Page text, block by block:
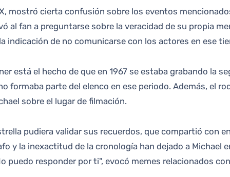
mostró cierta confusión sobre los eventos
al fan a preguntarse sobre la veracidad de su propia
indicación de no comunicarse con los actores en ese
está el hecho de que en 1967 se estaba grabando la
formaba parte del elenco en ese periodo. Además, el
sobre el lugar de filmación.
pudiera validar sus recuerdos, que compartió con
y la inexactitud de la cronología han dejado a Michael
puedo responder por ti", evocó memes relacionados